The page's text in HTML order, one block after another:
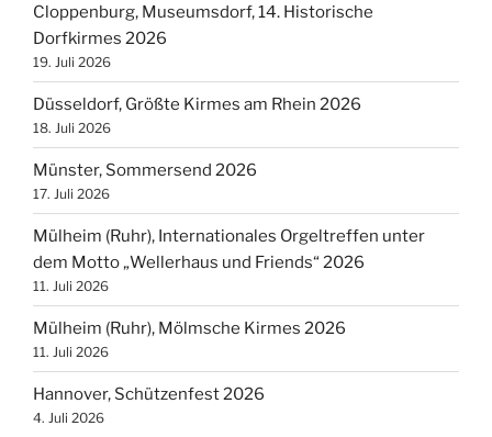
Cloppenburg, Museumsdorf, 14. Historische
Dorfkirmes 2026
19. Juli 2026
Düsseldorf, Größte Kirmes am Rhein 2026
18. Juli 2026
Münster, Sommersend 2026
17. Juli 2026
Mülheim (Ruhr), Internationales Orgeltreffen unter
dem Motto „Wellerhaus und Friends“ 2026
11. Juli 2026
Mülheim (Ruhr), Mölmsche Kirmes 2026
11. Juli 2026
Hannover, Schützenfest 2026
4. Juli 2026